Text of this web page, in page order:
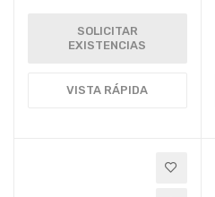
SOLICITAR
EXISTENCIAS
VISTA RÁPIDA